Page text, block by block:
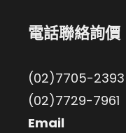
電話聯絡詢價
(02)7705-2393
(02)7729-7961
Email